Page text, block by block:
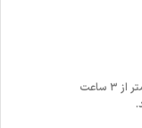
با امکان ارسال اکسپرس، سفارش خود را در کمتر از ۳ ساعت